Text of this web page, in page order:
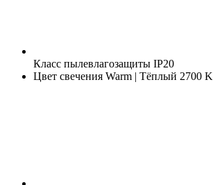
Класс пылевлагозащиты IP20
Цвет свечения Warm | Тёплый 2700 K